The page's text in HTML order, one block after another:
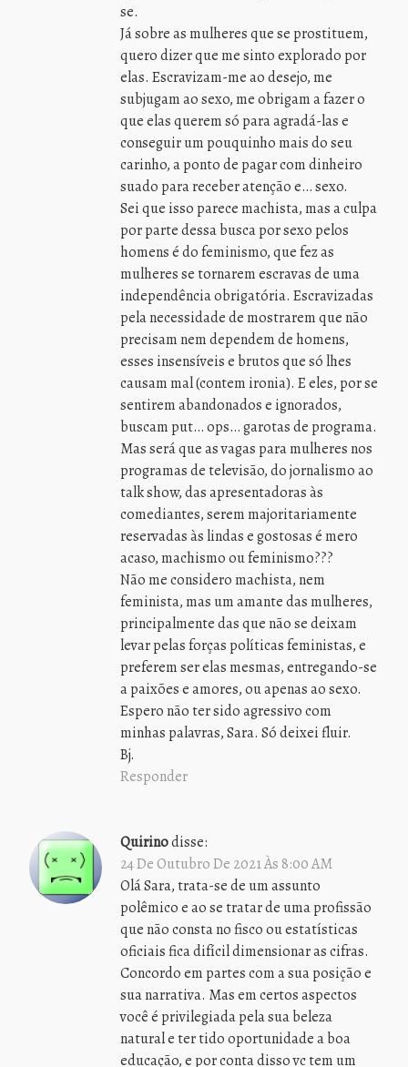
se.
Já sobre as mulheres que se prostituem,
quero dizer que me sinto explorado por
elas. Escravizam-me ao desejo, me
subjugam ao sexo, me obrigam a fazer o
que elas querem só para agradá-las e
conseguir um pouquinho mais do seu
carinho, a ponto de pagar com dinheiro
suado para receber atenção e… sexo.
Sei que isso parece machista, mas a culpa
por parte dessa busca por sexo pelos
homens é do feminismo, que fez as
mulheres se tornarem escravas de uma
independência obrigatória. Escravizadas
pela necessidade de mostrarem que não
precisam nem dependem de homens,
esses insensíveis e brutos que só lhes
causam mal (contem ironia). E eles, por se
sentirem abandonados e ignorados,
buscam put… ops… garotas de programa.
Mas será que as vagas para mulheres nos
programas de televisão, do jornalismo ao
talk show, das apresentadoras às
comediantes, serem majoritariamente
reservadas às lindas e gostosas é mero
acaso, machismo ou feminismo???
Não me considero machista, nem
feminista, mas um amante das mulheres,
principalmente das que não se deixam
levar pelas forças políticas feministas, e
preferem ser elas mesmas, entregando-se
a paixões e amores, ou apenas ao sexo.
Espero não ter sido agressivo com
minhas palavras, Sara. Só deixei fluir.
Bj.
Responder
Quirinodisse:
24 De Outubro De 2021 Às 8:00 AM
Olá Sara, trata-se de um assunto
polêmico e ao se tratar de uma profissão
que não consta no fisco ou estatísticas
oficiais fica difícil dimensionar as cifras.
Concordo em partes com a sua posição e
sua narrativa. Mas em certos aspectos
você é privilegiada pela sua beleza
natural e ter tido oportunidade a boa
educação, e por conta disso vc tem um